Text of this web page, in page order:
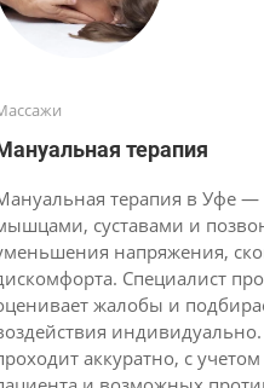
терапия
терапия в Уфе —
суставами и
напряжения,
Специалист
жалобы и
аккуратно, с